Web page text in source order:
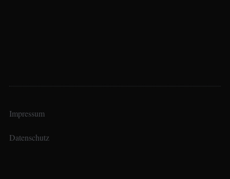
Impressum
Datenschutz